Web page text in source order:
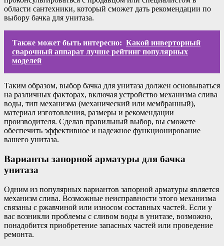
области сантехники, который сможет дать рекомендации по
выбору бачка для унитаза.
Также может быть интересно: Какой инверторный
сварочный аппарат лучше рейтинг популярных
моделей
Таким образом, выбор бачка для унитаза должен основываться
на различных факторах, включая устройство механизма слива
воды, тип механизма (механический или мембранный),
материал изготовления, размеры и рекомендации
производителя. Сделав правильный выбор, вы сможете
обеспечить эффективное и надежное функционирование
вашего унитаза.
Варианты запорной арматуры для бачка
унитаза
Одним из популярных вариантов запорной арматуры является
механизм слива. Возможные неисправности этого механизма
связаны с ржавчиной или износом составных частей. Если у
вас возникли проблемы с сливом воды в унитазе, возможно,
понадобится приобретение запасных частей или проведение
ремонта.